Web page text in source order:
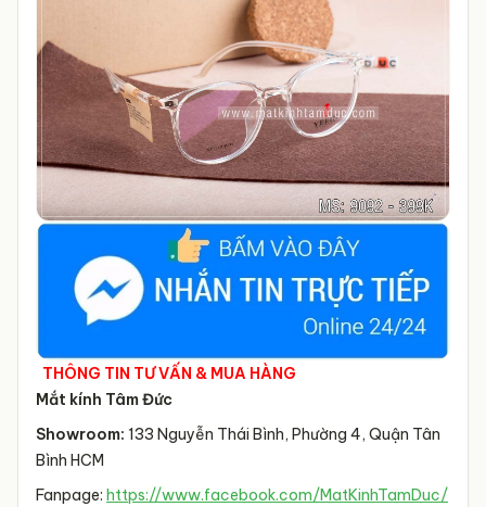
THÔNG TIN TƯ VẤN & MUA HÀNG
Mắt kính Tâm Đức
Showroom: 133 Nguyễn Thái Bình, Phường 4, Quận Tân
Bình HCM
Fanpage: https://www.facebook.com/MatKinhTamDuc/